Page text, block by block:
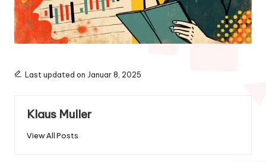
Last updated on Januar 8, 2025
Klaus Muller
View All Posts